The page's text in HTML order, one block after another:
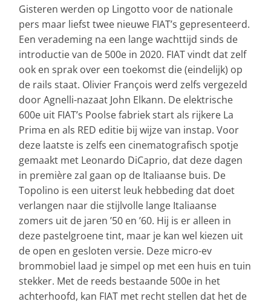
Gisteren werden op Lingotto voor de nationale
pers maar liefst twee nieuwe FIAT’s gepresenteerd.
Een verademing na een lange wachttijd sinds de
introductie van de 500e in 2020. FIAT vindt dat zelf
ook en sprak over een toekomst die (eindelijk) op
de rails staat. Olivier François werd zelfs vergezeld
door Agnelli-nazaat John Elkann. De elektrische
600e uit FIAT’s Poolse fabriek start als rijkere La
Prima en als RED editie bij wijze van instap. Voor
deze laatste is zelfs een cinematografisch spotje
gemaakt met Leonardo DiCaprio, dat deze dagen
in première zal gaan op de Italiaanse buis. De
Topolino is een uiterst leuk hebbeding dat doet
verlangen naar die stijlvolle lange Italiaanse
zomers uit de jaren ’50 en ’60. Hij is er alleen in
deze pastelgroene tint, maar je kan wel kiezen uit
de open en gesloten versie. Deze micro-ev
brommobiel laad je simpel op met een huis en tuin
stekker. Met de reeds bestaande 500e in het
achterhoofd, kan FIAT met recht stellen dat het de